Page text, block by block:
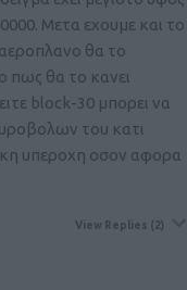
Μετα εχουμε και το
θα το
πως θα το κανει
block-30 μπορει να
του κατι
υπεροχη οσον αφορα
View Replies (2)